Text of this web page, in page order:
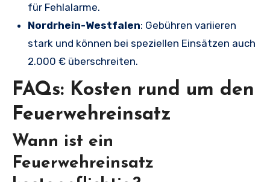
für Fehlalarme.
Nordrhein-Westfalen: Gebühren variieren
stark und können bei speziellen Einsätzen auch
2.000 € überschreiten.
FAQs: Kosten rund um den
Feuerwehreinsatz
Wann ist ein
Feuerwehreinsatz